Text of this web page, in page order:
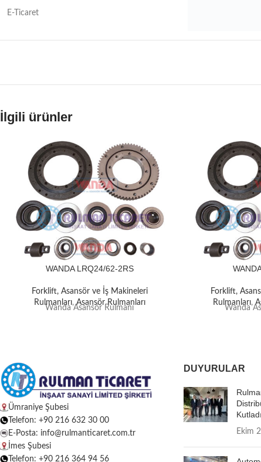
E-Ticaret
İlgili ürünler
WANDA LRQ24/62-2RS
Forklift, Asansör ve İş Makineleri
Rulmanları,Asansör Rulmanları
Wanda Asansör Rulmanı
Forklift,
Rulmanları,
Wanda
Ümraniye Şubesi
Telefon: +90 216 632 30 00
E-Posta: info@rulmanticaret.com.tr
İmes Şubesi
Telefon: +90 216 364 94 56
DUYURULAR
Ekim